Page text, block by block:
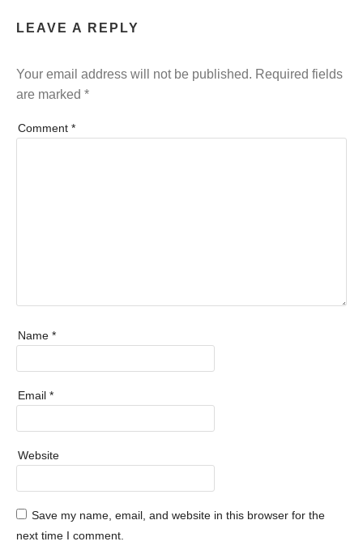
LEAVE A REPLY
Your email address will not be published. Required fields
are marked *
Comment *
Name *
Email *
Website
Save my name, email, and website in this browser for the
next time I comment.